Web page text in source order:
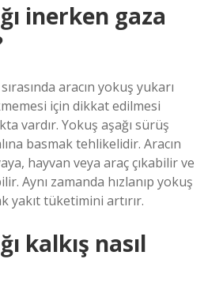
inerken gaza
aracın yokuş yukarı
için dikkat edilmesi
vardır. Yokuş aşağı sürüş
basmak tehlikelidir. Aracın
hayvan veya araç çıkabilir ve
Aynı zamanda hızlanıp yokuş
yakıt tüketimini artırır.
kalkış nasıl